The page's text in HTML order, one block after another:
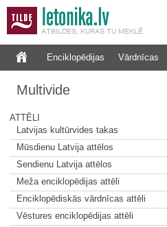
Enciklopēdijas Vārdnīcas
Multivide
ATTĒLI
Latvijas kultūrvides takas
Mūsdienu Latvija attēlos
Sendienu Latvija attēlos
Meža enciklopēdijas attēli
Enciklopēdiskās vārdnīcas attēli
Vēstures enciklopēdijas attēli